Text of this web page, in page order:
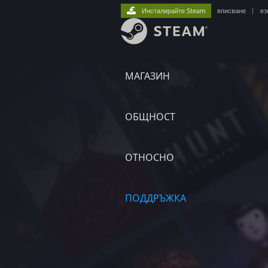
МАГАЗИН
ОБЩНОСТ
ОТНОСНО
ПОДДРЪЖКА
Инсталирайте Steam вписване